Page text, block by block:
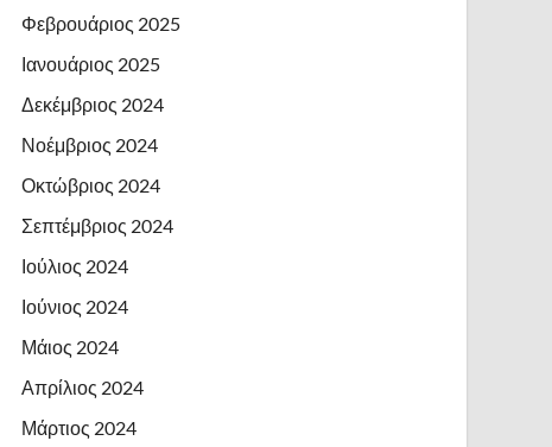
Φεβρουάριος 2025
Ιανουάριος 2025
Δεκέμβριος 2024
Νοέμβριος 2024
Οκτώβριος 2024
Σεπτέμβριος 2024
Ιούλιος 2024
Ιούνιος 2024
Μάιος 2024
Απρίλιος 2024
Μάρτιος 2024